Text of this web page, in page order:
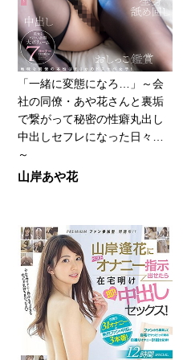
「一緒に変態になろ…」～会
社の同僚・あや花さんと裏垢
で繋がって秘密の性癖丸出し
中出しセフレになった日々…
～
山岸あや花